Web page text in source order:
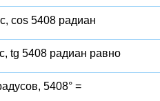
cos 5408 радиан
tg 5408 радиан равно
5408° =